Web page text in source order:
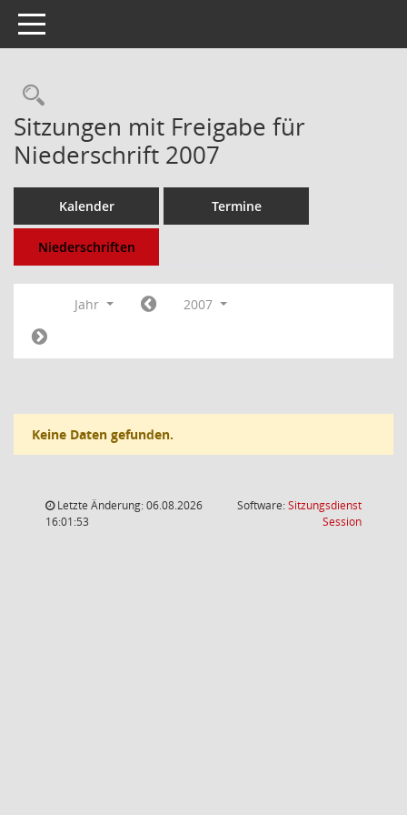
Toggle navigation
Rechercheauswahl
Sitzungen mit Freigabe für
Niederschrift 2007
Kalender Termine
Niederschriften
Jahr 2007
Keine Daten gefunden.
Letzte Änderung: 06.08.2026
16:01:53
Software:Sitzungsdienst
Session(Wird in